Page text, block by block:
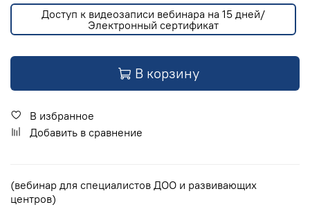
Доступ к видеозаписи вебинара на 15 дней/
Электронный сертификат
В корзину
В избранное
Добавить в сравнение
(вебинар для специалистов ДОО и развивающих
центров)